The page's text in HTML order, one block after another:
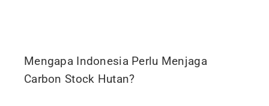
Mengapa Indonesia Perlu Menjaga
Carbon Stock Hutan?